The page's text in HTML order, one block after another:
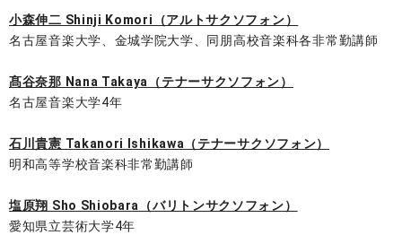
小森伸二 Shinji Komori（アルトサクソフォン）
名古屋音楽大学、金城学院大学、同朋高校音楽科各非常勤講師
髙谷奈那 Nana Takaya（テナーサクソフォン）
​名古屋音楽大学4年
石川貴憲 Takanori Ishikawa（テナーサクソフォン）
明和高等学校音楽科非常勤講師
塩原翔 Sho Shiobara（バリトンサクソフォン）
愛知県立芸術大学4年